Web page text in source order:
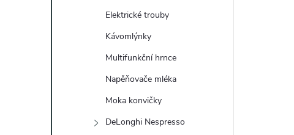
Elektrické trouby
Kávomlýnky
Multifunkční hrnce
Napěňovače mléka
Moka konvičky
DeLonghi Nespresso